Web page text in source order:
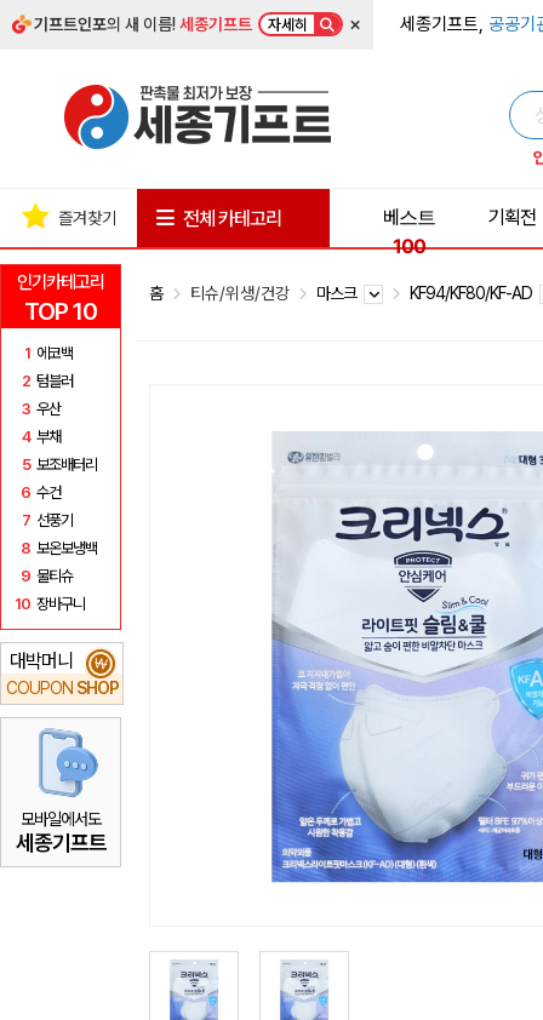
기프트인포의 새 이름!세종기프트 자세히 × 세종기프트, 공공기
인기카테고리
TOP 10
1 에코백
2 텀블러
3 우산
4 부채
5 보조배터리
6 수건
7 선풍기
8 보온보냉백
9 물티슈
10 장바구니
대박머니
COUPON SHOP
₩
모바일에서도
세종기프트
즐겨찾기 전체 카테고리
베스트
100
기획전
홈 티슈/위생/건강 마스크 KF94/KF80/KF-AD